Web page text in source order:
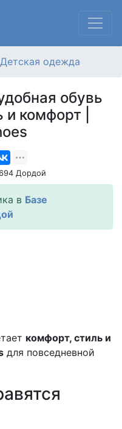
Детская одежда
обувь
комфорт |
Дордой
в Базе
комфорт, стиль и
для повседневной